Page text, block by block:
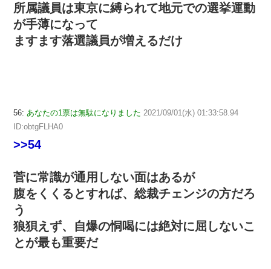
所属議員は東京に縛られて地元での選挙運動
が手薄になって
ますます落選議員が増えるだけ
56: あなたの1票は無駄になりました 2021/09/01(水) 01:33:58.94
ID:obtgFLHA0
>>54
菅に常識が通用しない面はあるが
腹をくくるとすれば、総裁チェンジの方だろ
う
狼狽えず、自爆の恫喝には絶対に屈しないこ
とが最も重要だ